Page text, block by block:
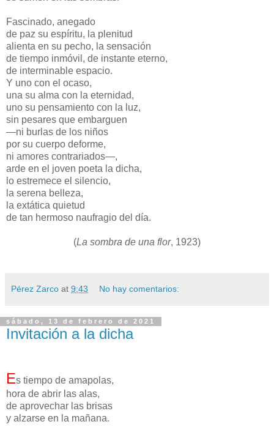
Fascinado, anegado
de paz su espíritu, la plenitud
alienta en su pecho, la sensación
de tiempo inmóvil, de instante eterno,
de interminable espacio.
Y uno con el ocaso,
una su alma con la eternidad,
uno su pensamiento con la luz,
sin pesares que embarguen
—ni burlas de los niños
por su cuerpo deforme,
ni amores contrariados—,
arde en el joven poeta la dicha,
lo estremece el silencio,
la serena belleza,
la extática quietud
de tan hermoso naufragio del día.
(La sombra de una flor, 1923)
Pérez Zarco at 9:43 No hay comentarios:
sábado, 13 de febrero de 2021
Invitación a la dicha
Es tiempo de amapolas,
hora de abrir las alas,
de aprovechar las brisas
y alzarse en la mañana.